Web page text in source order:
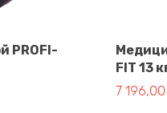
PROFI-
8 891,00 ₽.
FIT 13
7 196,00
Текущая